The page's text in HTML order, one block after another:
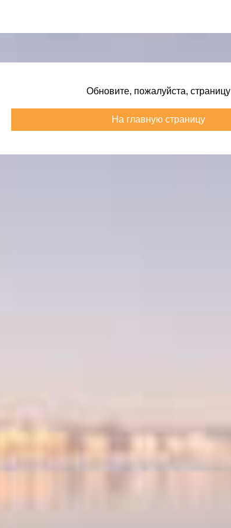
Обновите, пожалуйста, страницу
На главную страницу